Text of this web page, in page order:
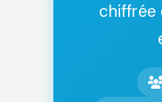
chiffrée